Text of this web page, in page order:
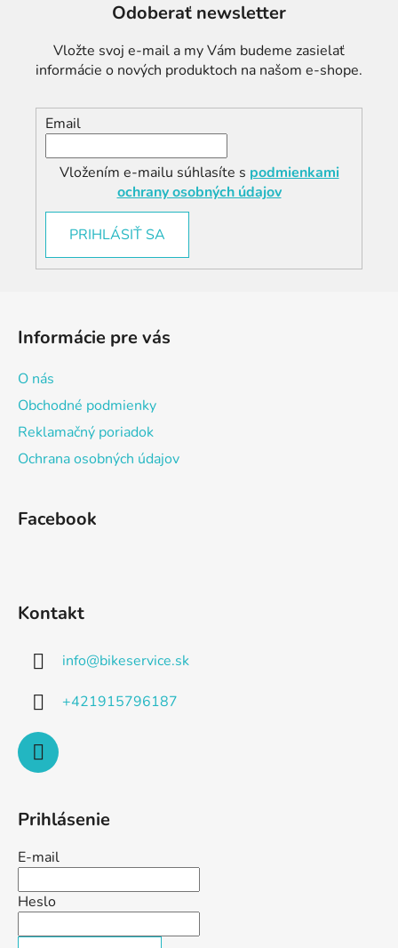
Odoberať newsletter
Vložte svoj e-mail a my Vám budeme zasielať
informácie o nových produktoch na našom e-shope.
Email
Vložením e-mailu súhlasíte s podmienkami
ochrany osobných údajov
PRIHLÁSIŤ SA
Informácie pre vás
O nás
Obchodné podmienky
Reklamačný poriadok
Ochrana osobných údajov
Facebook
Kontakt
info@bikeservice.sk
+421915796187
Prihlásenie
E-mail
Heslo